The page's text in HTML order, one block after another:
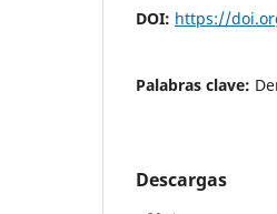
DOI: https://
Palabras clave:
Descargas